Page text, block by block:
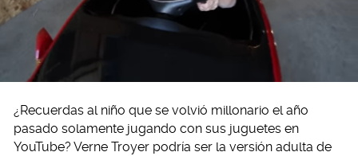
¿Recuerdas al niño que se volvió millonario el año
pasado solamente jugando con sus juguetes en
YouTube? Verne Troyer podría ser la versión adulta de